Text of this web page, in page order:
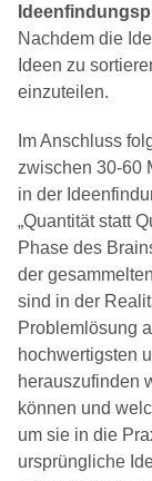
Nachdem die
Ideen zu
einzuteilen.
Im Anschluss
zwischen 30-60
in der
„Quantität statt
Phase des
der
sind in der
Problemlösung
hochwertigsten
herauszufinden
können und
um sie in die
ursprüngliche